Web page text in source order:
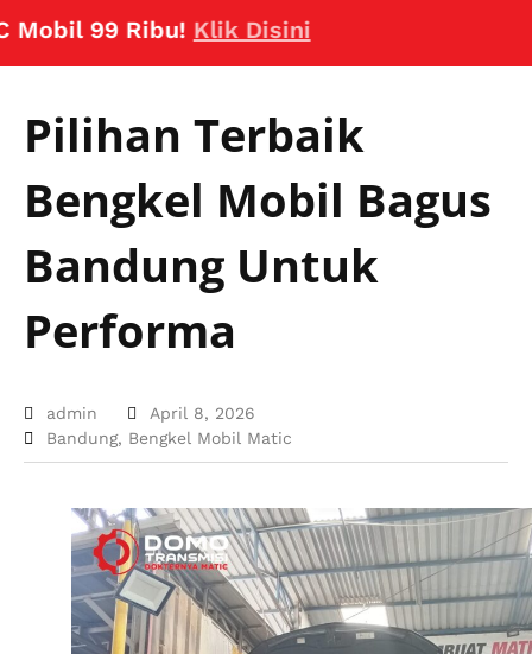
99 Ribu!Klik Disini
Pilihan Terbaik
Bengkel Mobil Bagus
Bandung Untuk
Performa
admin
April 8, 2026
Bandung, Bengkel Mobil Matic